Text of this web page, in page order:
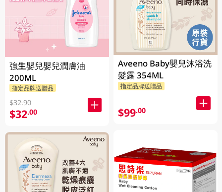
強生嬰兒嬰兒潤膚油
200ML
指定品牌送贈品
$32.90
$32.00
Aveeno Baby嬰兒沐浴洗
髮露 354ML
指定品牌送贈品
$99.00